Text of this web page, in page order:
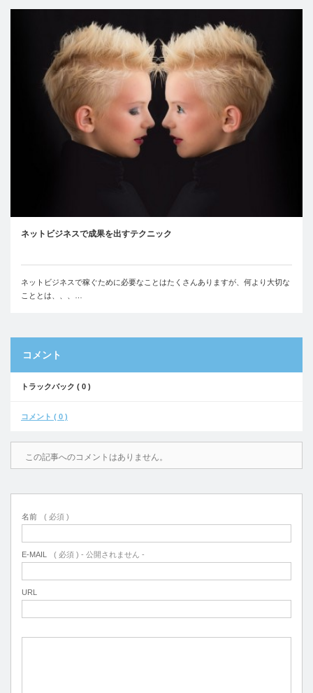
ネットビジネスで成果を出すテクニック
ネットビジネスで稼ぐために必要なことはたくさんありますが、何より大切な
こととは、、、…
コメント
トラックバック ( 0 )
コメント ( 0 )
この記事へのコメントはありません。
名前 ( 必須 )
E-MAIL ( 必須 ) - 公開されません -
URL